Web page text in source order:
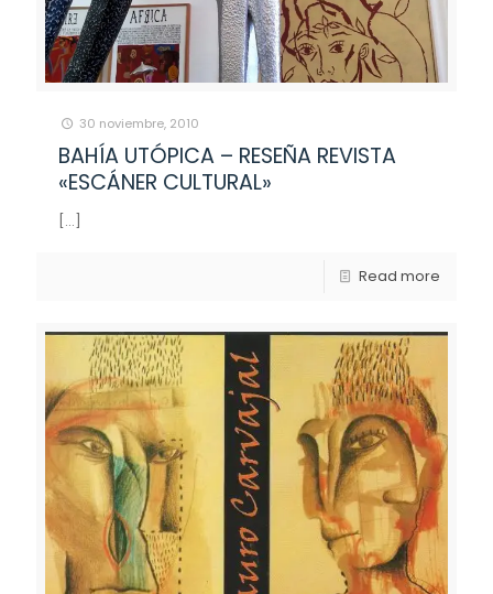
30 noviembre, 2010
BAHÍA UTÓPICA – RESEÑA REVISTA
«ESCÁNER CULTURAL»
[…]
Read more